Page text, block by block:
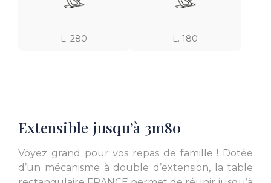
L. 280 L. 180
Extensible jusqu’à 3m80
Voyez grand pour vos repas de famille ! Dotée
d’un mécanisme à double d’extension, la table